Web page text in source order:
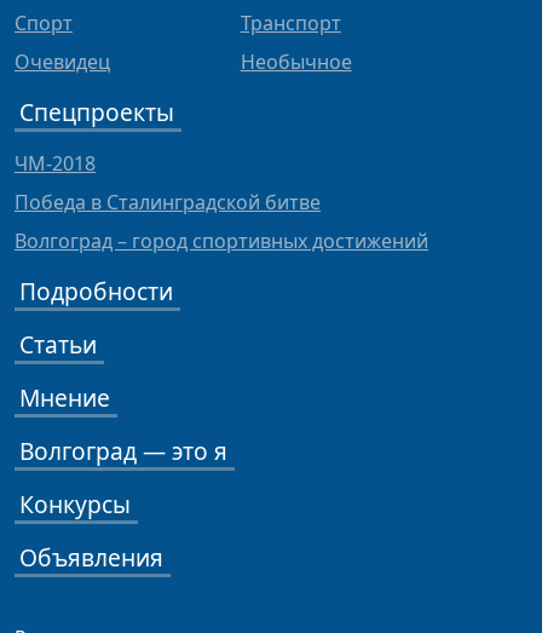
Спорт
Очевидец
Транспорт
Необычное
Спецпроекты
ЧМ-2018
Победа в Сталинградской битве
Волгоград – город спортивных достижений
Подробности
Статьи
Мнение
Волгоград — это я
Конкурсы
Объявления